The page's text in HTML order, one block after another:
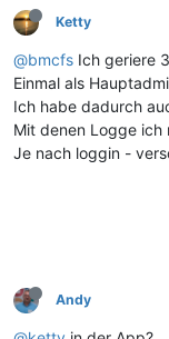
Ketty
@bmcfs Ich geriere
Einmal als
Ich habe dadurch
Mit denen Logge ich
Je nach loggin -
Andy